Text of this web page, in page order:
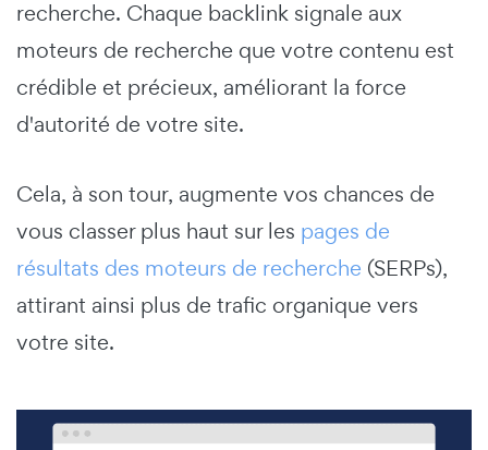
recherche. Chaque backlink signale aux
moteurs de recherche que votre contenu est
crédible et précieux, améliorant la force
d'autorité de votre site.
Cela, à son tour, augmente vos chances de
vous classer plus haut sur les pages de
résultats des moteurs de recherche (SERPs),
attirant ainsi plus de trafic organique vers
votre site.